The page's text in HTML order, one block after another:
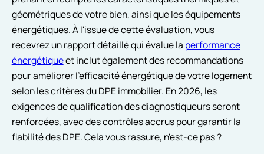
géométriques de votre bien, ainsi que les équipements
énergétiques. À l'issue de cette évaluation, vous
recevrez un rapport détaillé qui évalue la performance
énergétiqueet inclut également des recommandations
pour améliorer l'efficacité énergétique de votre logement
selon les critères du DPE immobilier. En 2026, les
exigences de qualification des diagnostiqueurs seront
renforcées, avec des contrôles accrus pour garantir la
fiabilité des DPE. Cela vous rassure, n'est-ce pas ?